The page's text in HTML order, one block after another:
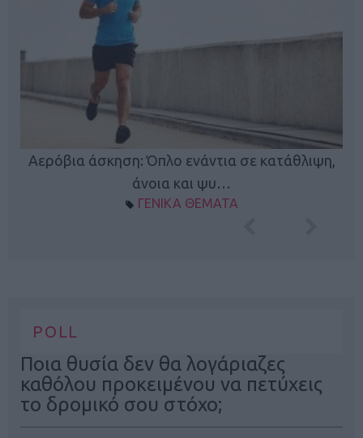
Αερόβια άσκηση: Όπλο ενάντια σε κατάθλιψη,
άνοια και ψυ…
ΓΕΝΙΚΑ ΘΕΜΑΤΑ
POLL
Ποια θυσία δεν θα λογάριαζες
καθόλου προκειμένου να πετύχεις
το δρομικό σου στόχο;